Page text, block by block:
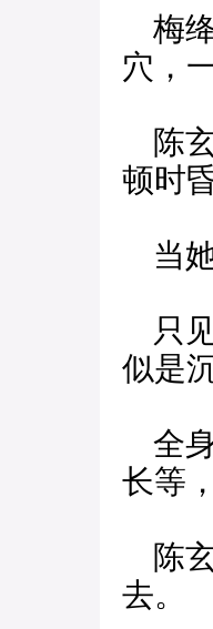
梅
穴，
陈玄
顿时
当
只见
似是
全身
长等
陈玄
去。